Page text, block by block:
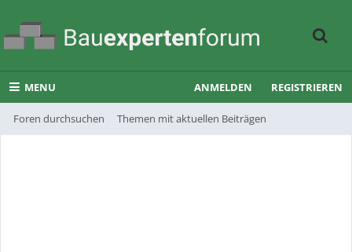
MENU
Foren durchsuchen Themen mit aktuellen Beiträgen
ANMELDEN REGISTRIEREN